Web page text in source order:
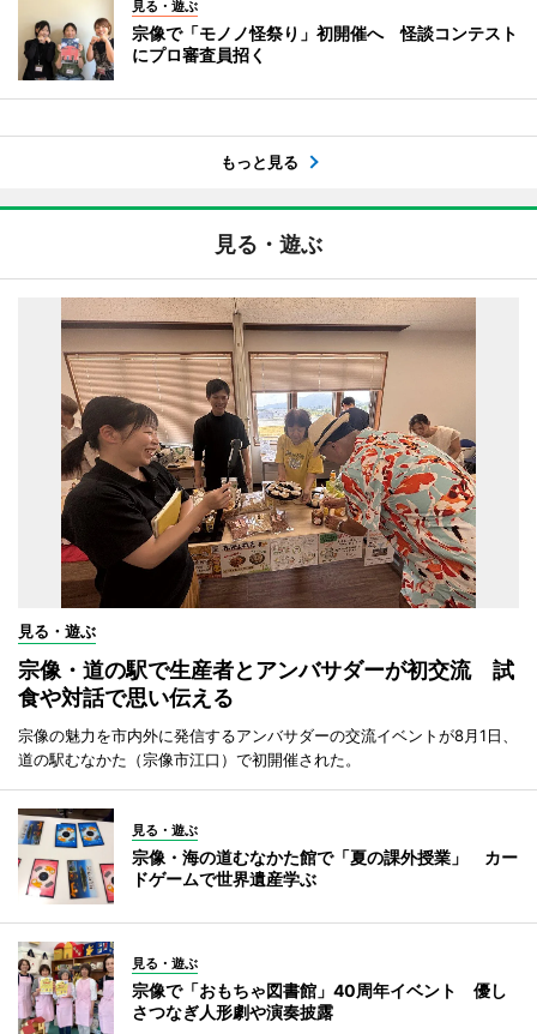
見る・遊ぶ
宗像で「モノノ怪祭り」初開催へ 怪談コンテスト
にプロ審査員招く
もっと見る
見る・遊ぶ
見る・遊ぶ
宗像・道の駅で生産者とアンバサダーが初交流 試
食や対話で思い伝える
宗像の魅力を市内外に発信するアンバサダーの交流イベントが8月1日、
道の駅むなかた（宗像市江口）で初開催された。
見る・遊ぶ
宗像・海の道むなかた館で「夏の課外授業」 カー
ドゲームで世界遺産学ぶ
見る・遊ぶ
宗像で「おもちゃ図書館」40周年イベント 優し
さつなぎ人形劇や演奏披露